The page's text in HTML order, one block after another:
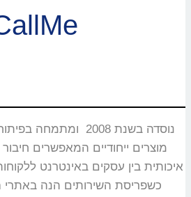
מוצרים ייחודיים המאפשרים
איכותית בין עסקים באינטרנט
כשפריסת השירותים הנה באתרי